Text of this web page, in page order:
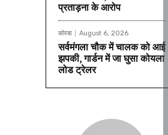
प्रताड़ना के आरोप
कोरबा August 6, 2026
सर्वमंगला चौक में चालक को आई
झपकी, गार्डन में जा घुसा कोयला
लोड ट्रेलर